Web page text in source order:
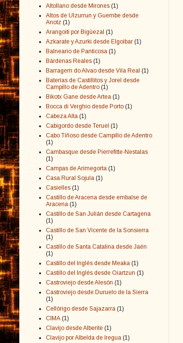
Altollano desde Mirones (1)
Altos de Ulzurrun y Guembe desde
Anotz (1)
Arangoiti por Bigüezal (1)
Azkarate y Azurki desde Elgoibar (1)
Balneario de Panticosa (1)
Bárdenas Reales (1)
Barragem do Alvao desde Vila Real (1)
Baterías de Castillitos y Jorel desde
Campillo de Adentro (1)
Bikotx Gane desde Artea (1)
Bocca di Verghio desde Porto (1)
Cabeza Alta (1)
Cabigordo desde Teruel (1)
Cabo Tiñoso desde Campillo de Adentro
(1)
Cambasque desde Pierrefitte-Nestalas
(1)
Campas de Arimegorta (1)
Casa Rural Sojula (1)
Casielles (1)
Castillo de Aracena desde embalse de
Aracena (1)
Castillo de San Julián desde Cartagena
(1)
Castillo de San Vicente de la Sonsierra
(1)
Castillo de Santa Catalina desde Jaén
(1)
Castillo del Inglés desde Meaka (1)
Castillo del Inglés desde Oiartzun (1)
Castroviejo desde Alesón (1)
Castroviejo desde Duruelo de la Sierra
(1)
Cellórigo desde Sajazarra (1)
CIMA (1)
Clavijo desde Alberite (1)
Clavijo por Albelda de Iregua (1)